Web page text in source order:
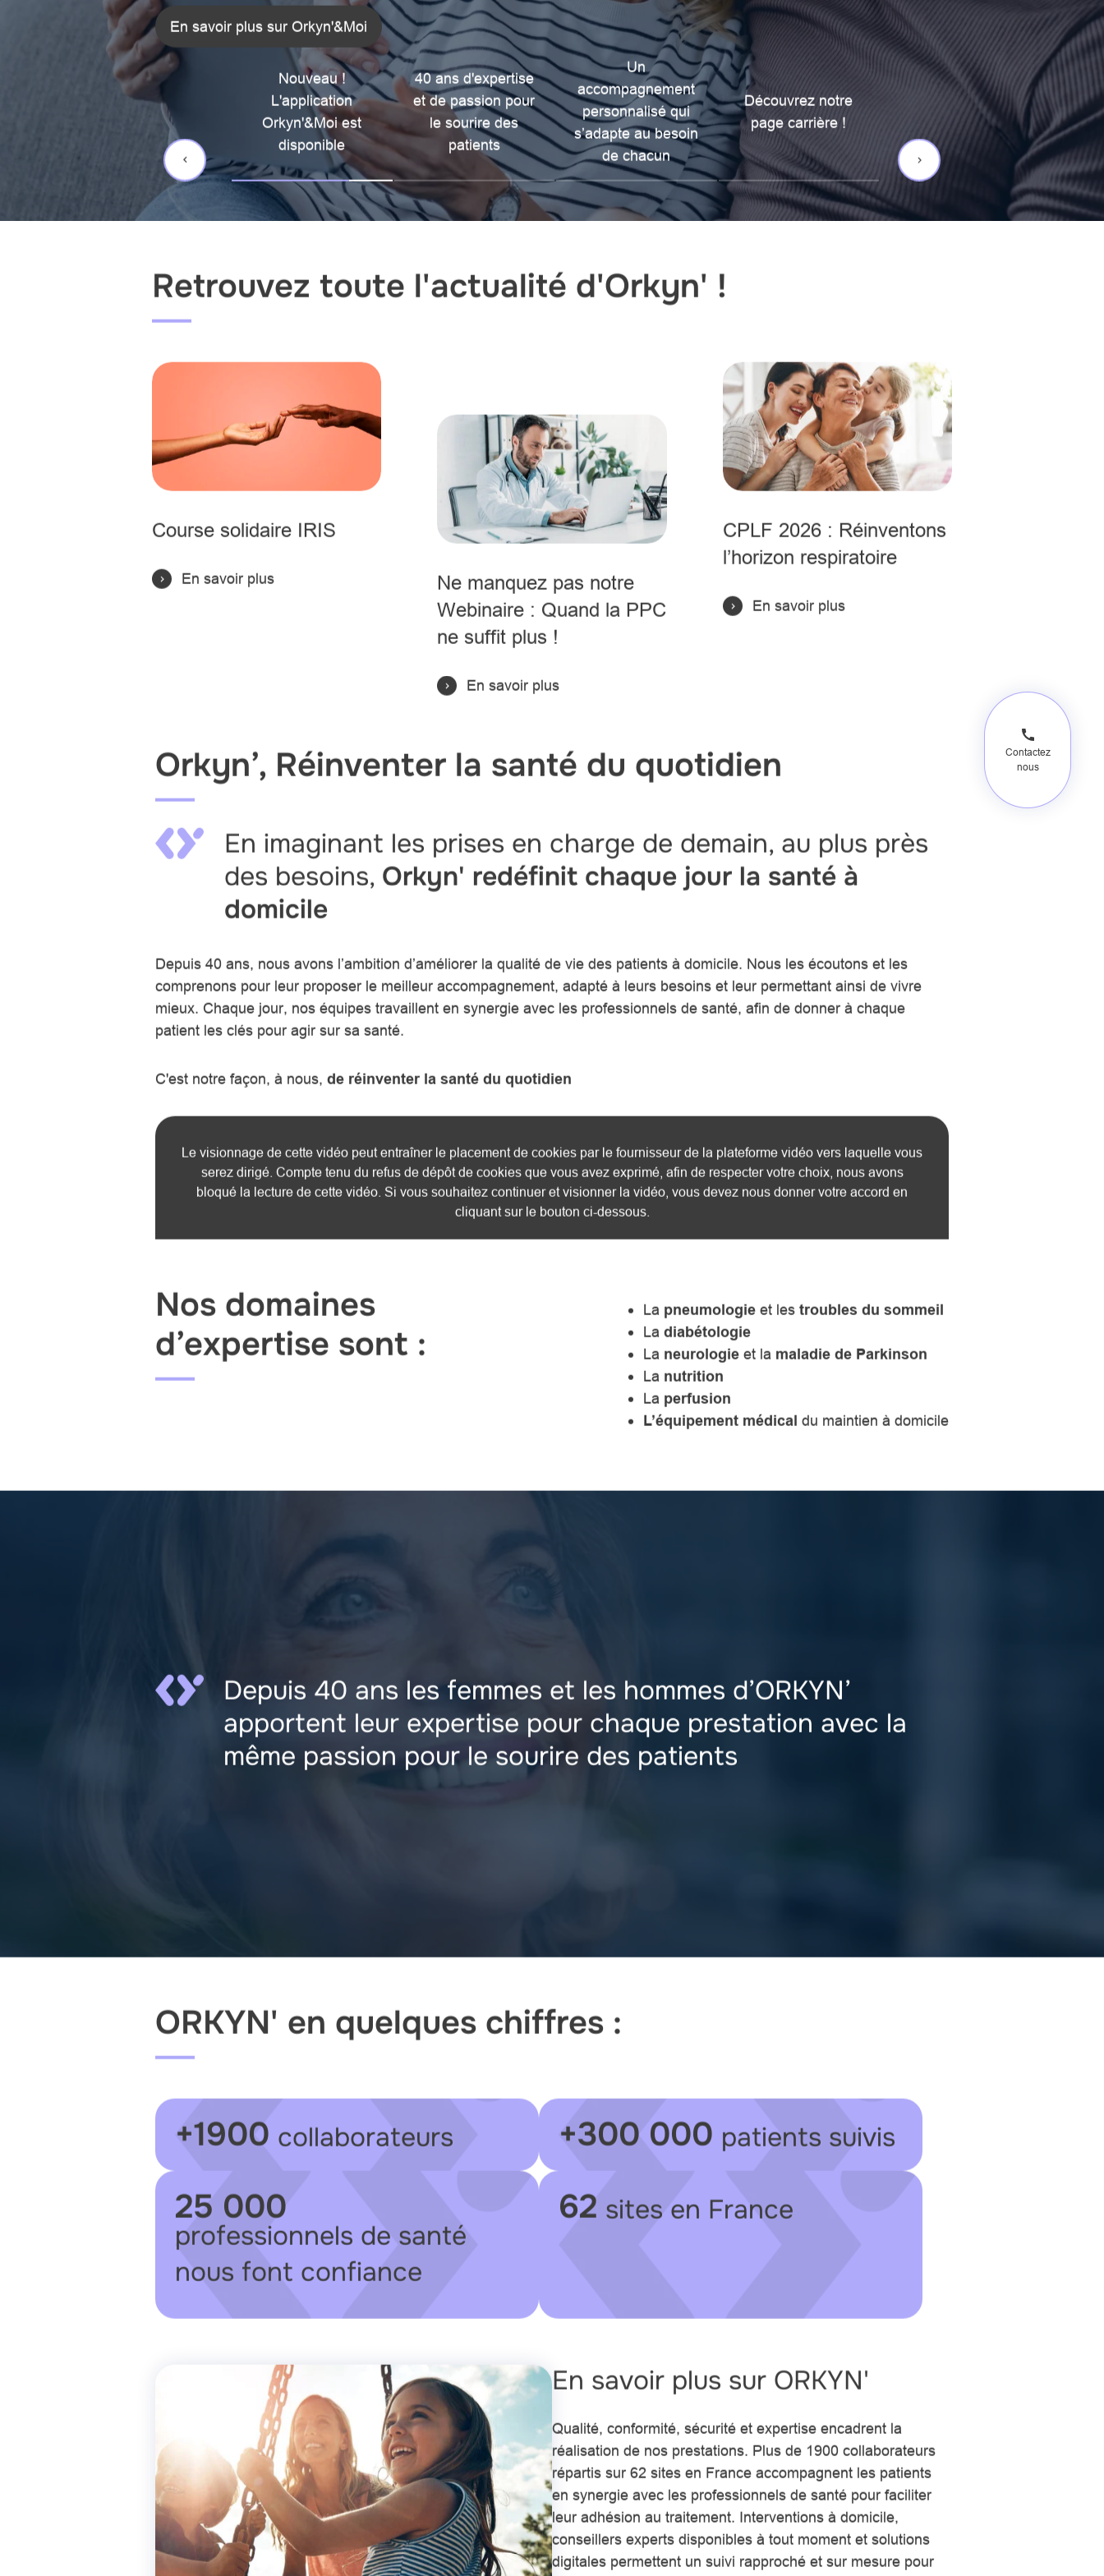
Contactez
nous
En savoir plus sur Orkyn'&Moi
Nouveau !
L'application
Orkyn'&Moi est
disponible
40 ans d'expertise
et de passion pour
le sourire des
patients
Un
accompagnement
personnalisé qui
s’adapte au besoin
de chacun
Découvrez notre
page carrière !
Retrouvez toute l'actualité d'Orkyn' !
Course solidaire IRIS
En savoir plus
Ne manquez pas notre
Webinaire : Quand la PPC
ne suffit plus !
En savoir plus
CPLF 2026 : Réinventons
l’horizon respiratoire
En savoir plus
Orkyn’, Réinventer la santé du quotidien
En imaginant les prises en charge de demain, au plus près
des besoins, Orkyn' redéfinit chaque jour la santé à
domicile
Depuis 40 ans, nous avons l’ambition d’améliorer la qualité de vie des patients à domicile. Nous les écoutons et les
comprenons pour leur proposer le meilleur accompagnement, adapté à leurs besoins et leur permettant ainsi de vivre
mieux. Chaque jour, nos équipes travaillent en synergie avec les professionnels de santé, afin de donner à chaque
patient les clés pour agir sur sa santé.
C'est notre façon, à nous, de réinventer la santé du quotidien
Le visionnage de cette vidéo peut entraîner le placement de cookies par le fournisseur de la plateforme vidéo vers laquelle vous
serez dirigé. Compte tenu du refus de dépôt de cookies que vous avez exprimé, afin de respecter votre choix, nous avons
bloqué la lecture de cette vidéo. Si vous souhaitez continuer et visionner la vidéo, vous devez nous donner votre accord en
cliquant sur le bouton ci-dessous.
Nos domaines
d’expertise sont :
La pneumologieet les troubles du sommeil
La diabétologie
La neurologieet la maladie de Parkinson
La nutrition
La perfusion
L’équipement médical du maintien à domicile
Depuis 40 ans les femmes et les hommes d’ORKYN’
apportent leur expertise pour chaque prestation avec la
même passion pour le sourire des patients
ORKYN' en quelques chiffres :
+1900 collaborateurs +300 000 patients suivis
25 000
professionnels de santé
nous font confiance
62 sites en France
En savoir plus sur ORKYN'
Qualité, conformité, sécurité et expertise encadrent la
réalisation de nos prestations. Plus de 1900 collaborateurs
répartis sur 62 sites en France accompagnent les patients
en synergie avec les professionnels de santé pour faciliter
leur adhésion au traitement. Interventions à domicile,
conseillers experts disponibles à tout moment et solutions
digitales permettent un suivi rapproché et sur mesure pour